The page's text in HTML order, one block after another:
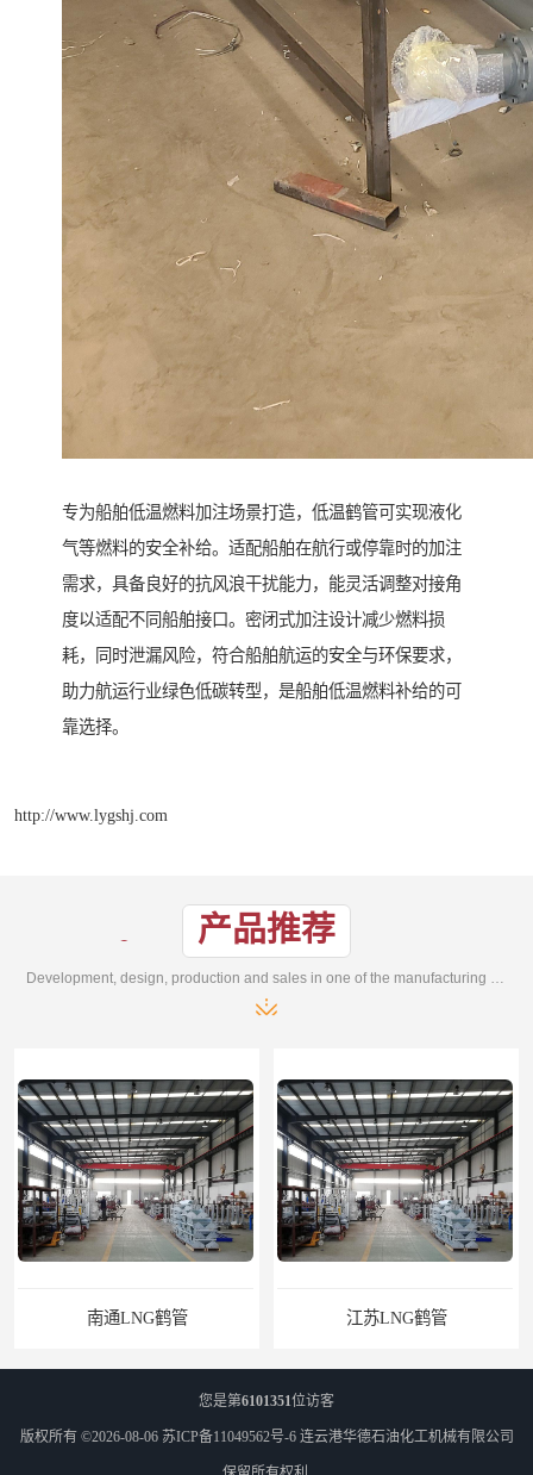
专为船舶低温燃料加注场景打造，低温鹤管可实现液化
气等燃料的安全补给。适配船舶在航行或停靠时的加注
需求，具备良好的抗风浪干扰能力，能灵活调整对接角
度以适配不同船舶接口。密闭式加注设计减少燃料损
耗，同时泄漏风险，符合船舶航运的安全与环保要求，
助力航运行业绿色低碳转型，是船舶低温燃料补给的可
靠选择。
http://www.lygshj.com
产品推荐
Development, design, production and sales in one of the manufacturing enterprises
南通LNG鹤管 江苏LNG鹤管
您是第6101351位访客
版权所有 ©2026-08-06 苏ICP备11049562号-6 连云港华德石油化工机械有限公司